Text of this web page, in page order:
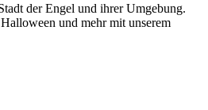
der Engel und ihrer Umgebung.
und mehr mit unserem